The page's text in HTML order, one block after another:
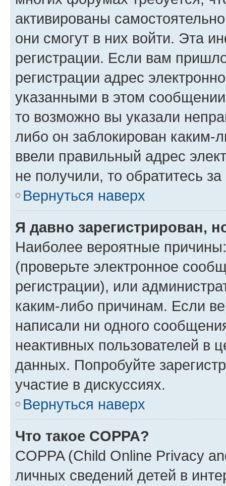
активированы
они смогут в них войти. Эта
регистрации. Если вам
регистрации адрес
указанными в этом
то возможно вы указали
либо он заблокирован
ввели правильный адрес
не получили, то обратитесь
Вернуться наверх
Я давно зарегистрирован,
Наиболее вероятные
(проверьте электронное
регистрации), или
каким-либо причинам. Если
написали ни одного
неактивных пользователей в
данных. Попробуйте
участие в дискуссиях.
Вернуться наверх
Что такое COPPA?
COPPA (Child Online Privacy
личных сведений детей в